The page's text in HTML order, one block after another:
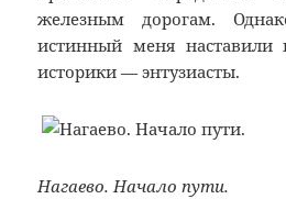
железным дорогам.
истинный меня
историки — энтузиасты.
Нагаево. Начало пути.